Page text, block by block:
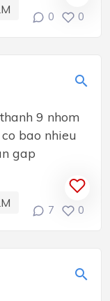
0 0
9 nhom
bao nhieu
gap
7 0